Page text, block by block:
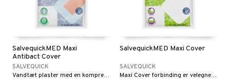
SalvequickMED Maxi
Antibact Cover
SALVEQUICK
Vandtæt plaster med en kompres, der indeholder et antibakterielt stof for at mindske risikoen for infektioner.
SalvequickMED Maxi Cover
SALVEQUICK
Maxi Cover forbinding er velegnet til store og overfladiske sår, for eksempel hudafskrabninger.